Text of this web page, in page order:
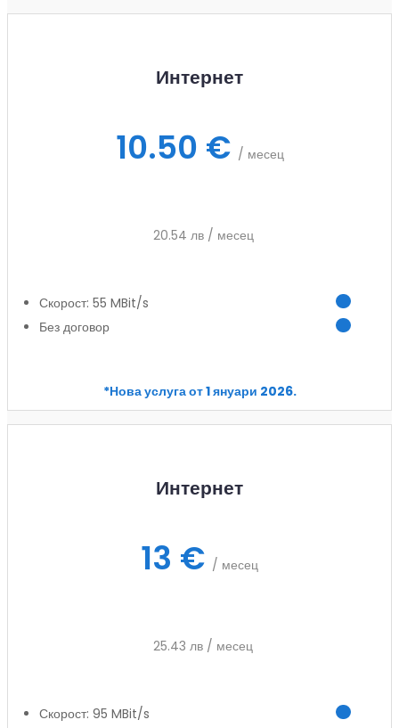
Интернет
10.50 € / месец
20.54 лв / месец
Скорост: 55 MBit/s
Без договор
*Нова услуга от 1 януари 2026.
Интернет
13 € / месец
25.43 лв / месец
Скорост: 95 MBit/s